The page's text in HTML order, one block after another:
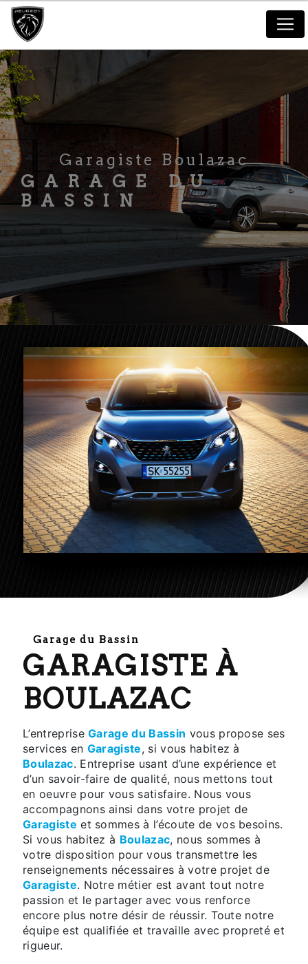
Garagiste Boulazac
GARAGE DU
BASSIN
Garage du Bassin
GARAGISTE À
BOULAZAC
L’entrepriseGarage du Bassin vous propose ses
services en Garagiste, si vous habitez à
Boulazac. Entreprise usant d’une expérience et
d’un savoir-faire de qualité, nous mettons tout
en oeuvre pour vous satisfaire. Nous vous
accompagnons ainsi dans votre projet de
Garagiste et sommes à l’écoute de vos besoins.
Si vous habitez à Boulazac, nous sommes à
votre disposition pour vous transmettre les
renseignements nécessaires à votre projet de
Garagiste. Notre métier est avant tout notre
passion et le partager avec vous renforce
encore plus notre désir de réussir. Toute notre
équipe est qualifiée et travaille avec propreté et
rigueur.
Panneau de gestion des cookies